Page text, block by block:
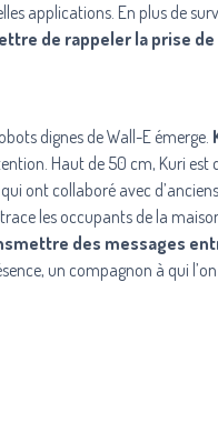
applications. En plus de
de rappeler la prise
dignes de Wall-E émerge.
Haut de 50 cm, Kuri est
ont collaboré avec
les occupants de la
des messages
un compagnon à qui